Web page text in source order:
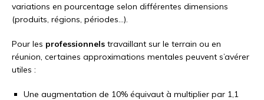
variations en pourcentage selon différentes dimensions
(produits, régions, périodes…).
Pour les professionnels travaillant sur le terrain ou en
réunion, certaines approximations mentales peuvent s’avérer
utiles :
Une augmentation de 10% équivaut à multiplier par 1,1